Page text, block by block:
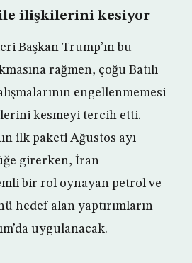
ilişkilerini kesiyor
Başkan Trump’ın bu
rağmen, çoğu Batılı
engellenmemesi
kesmeyi tercih etti.
ilk paketi Ağustos ayı
girerken, İran
bir rol oynayan petrol ve
hedef alan yaptırımların
uygulanacak.